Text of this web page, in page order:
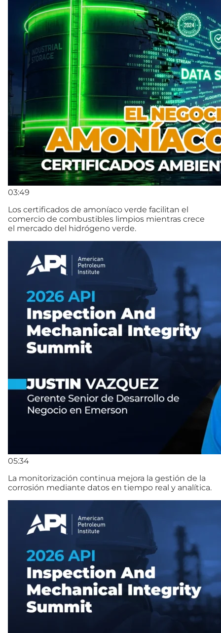
03:49
Los certificados de amoníaco verde facilitan el
comercio de combustibles limpios mientras crece
el mercado del hidrógeno verde.
05:34
La monitorización continua mejora la gestión de la
corrosión mediante datos en tiempo real y analítica.